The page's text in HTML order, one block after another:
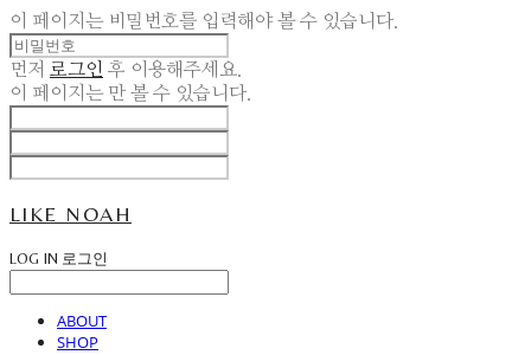
이 페이지는 비밀번호를 입력해야 볼 수 있습니다.
먼저 로그인 후 이용해주세요.
이 페이지는 만 볼 수 있습니다.
LIKE NOAH
LOG IN 로그인
ABOUT
SHOP